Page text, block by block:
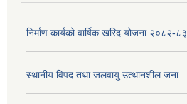
निर्माण कार्यको वार्षिक खरिद योजना २०८२-८३
स्थानीय विपद तथा जलवायु उत्थानशील जना